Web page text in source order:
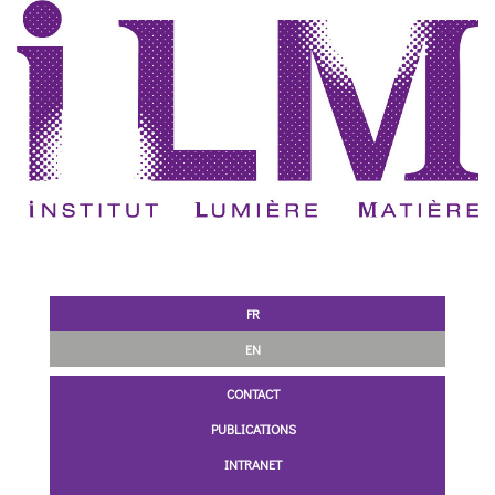
FR
EN
CONTACT
PUBLICATIONS
INTRANET